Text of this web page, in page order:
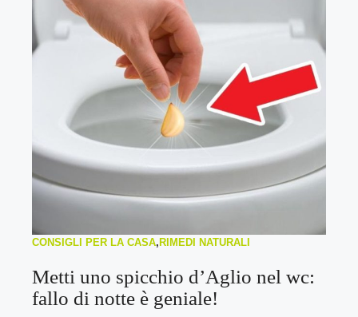
CONSIGLI PER LA CASA, RIMEDI NATURALI
Metti uno spicchio d’Aglio nel wc:
fallo di notte è geniale!